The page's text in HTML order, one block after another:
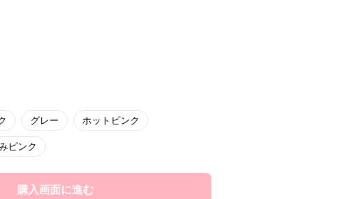
グレー ホットピンク
ピンク
購入画面に進む